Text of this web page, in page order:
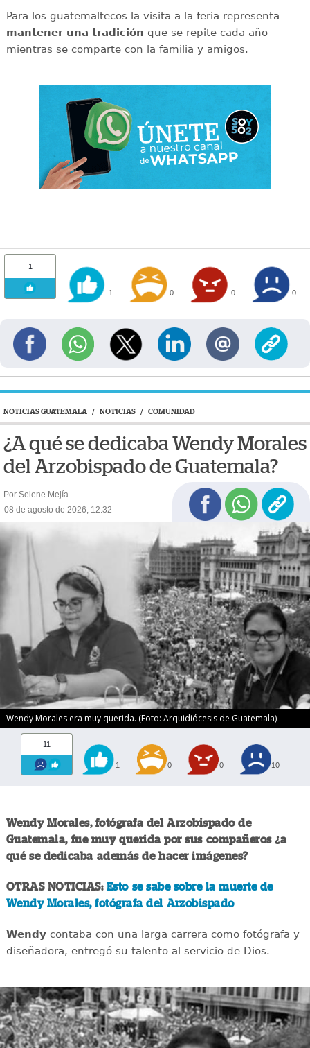
Para los guatemaltecos la visita a la feria representa
mantener una tradición que se repite cada año
mientras se comparte con la familia y amigos.
1
1 0 0 0
NOTICIAS GUATEMALA / NOTICIAS / COMUNIDAD
¿A qué se dedicaba Wendy Morales
del Arzobispado de Guatemala?
Por Selene Mejía
08 de agosto de 2026, 12:32
Wendy Morales era muy querida. (Foto: Arquidiócesis de Guatemala)
11
1 0 0 10
Wendy Morales, fotógrafa del Arzobispado de
Guatemala, fue muy querida por sus compañeros ¿a
qué se dedicaba además de hacer imágenes?
OTRAS NOTICIAS: Esto se sabe sobre la muerte de
Wendy Morales, fotógrafa del Arzobispado
Wendycontaba con una larga carrera como fotógrafa y
diseñadora, entregó su talento al servicio de Dios.